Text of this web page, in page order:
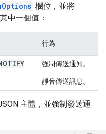
欄位，並將
中一個值：
行為
強制傳送通知。
靜音傳送訊息。
主體，並強制發送通